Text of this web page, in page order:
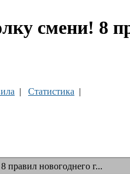
смени! 8
| Статистика |
правил новогоднего г...